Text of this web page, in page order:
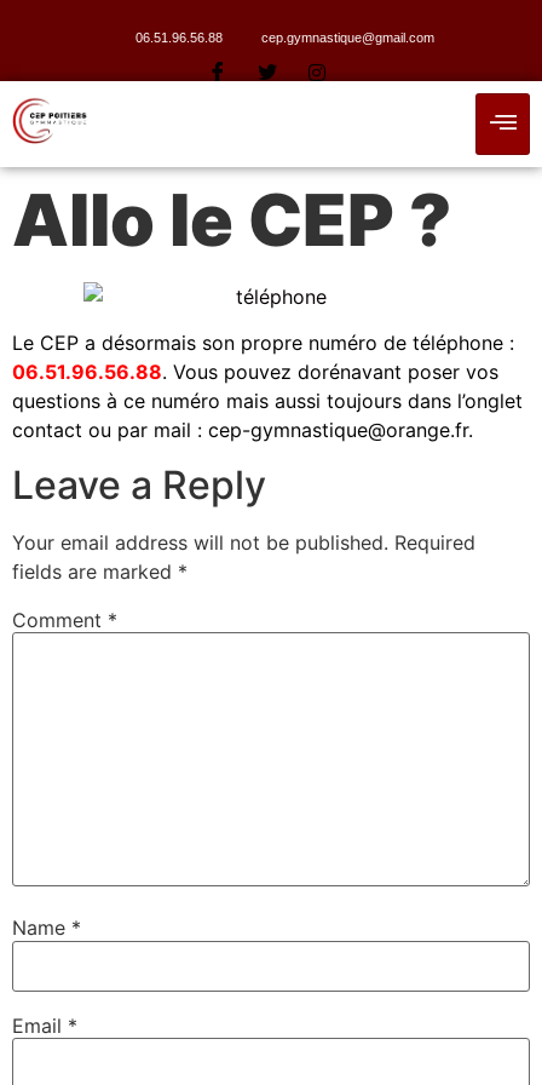
06.51.96.56.88 cep.gymnastique@gmail.com
Allo le CEP ?
Le CEP a désormais son propre numéro de téléphone :
06.51.96.56.88. Vous pouvez dorénavant poser vos
questions à ce numéro mais aussi toujours dans l’onglet
contact ou par mail : cep-gymnastique@orange.fr.
Leave a Reply
Your email address will not be published. Required
fields are marked *
Comment *
Name *
Email *